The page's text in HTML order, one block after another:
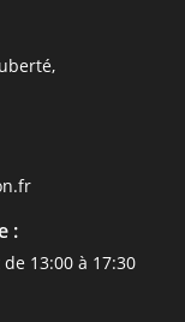
:
13:00 à 17:30